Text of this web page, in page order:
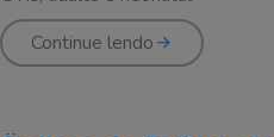
Continue lendo